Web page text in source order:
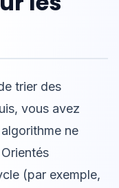
trier des
vous avez
ne
(par exemple,